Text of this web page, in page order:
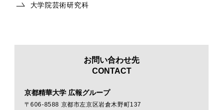
大学院芸術研究科
お問い合わせ先
CONTACT
京都精華大学 広報グループ
〒606-8588 京都市左京区岩倉木野町137